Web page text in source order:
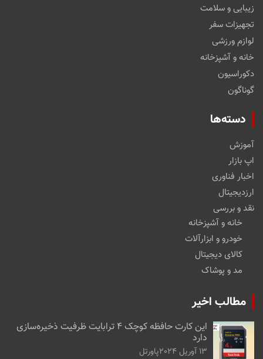
زیبایی و سلامت
تجهیزات سفر
لوازم ورزشی
خانه و آشپزخانه
دکوراسیون
گوناگون
دسته‌ها
آموزش
اپ بازار
اخبار فناوری
ارزدیجیتال
نقد و بررسی
خانه و آشپزخانه
خودرو و ابزارآلات
کالای دیجیتال
مد و پوشاک
مطالب اخیر
این کارت حافظه کوچک ۴ ترابایت ظرفیت ذخیره‌سازی
دارد
13 آوریل 2024 پاورتل